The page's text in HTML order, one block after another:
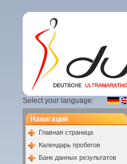
Select your language:
Навигация
Главная страница
Календарь пробегов
Банк данных результатов